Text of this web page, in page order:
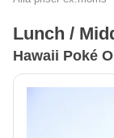
Lunch /
Hawaii Poké